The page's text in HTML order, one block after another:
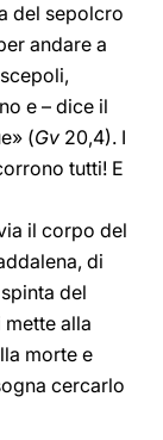
del sepolcro
andare a
e – dice il
(Gv 20,4). I
tutti! E
il corpo del
di
del
alla
morte e
cercarlo